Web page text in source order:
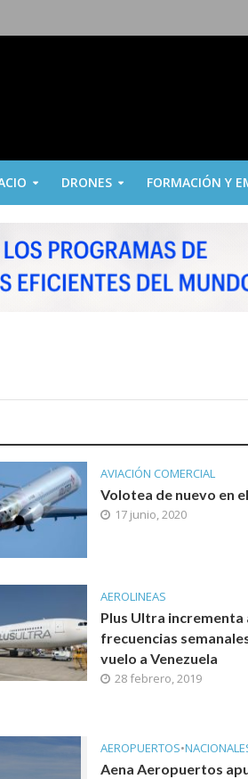
DRONES FORMACIÓN Y
AVIACIÓN COMERCIAL
Volotea de nuevo en
17 junio, 2020
AEROLINEAS
Plus Ultra incrementa
frecuencias
vuelo a Venezuela
28 febrero, 2019
AEROPUERTOS•
Aena Aeropuertos